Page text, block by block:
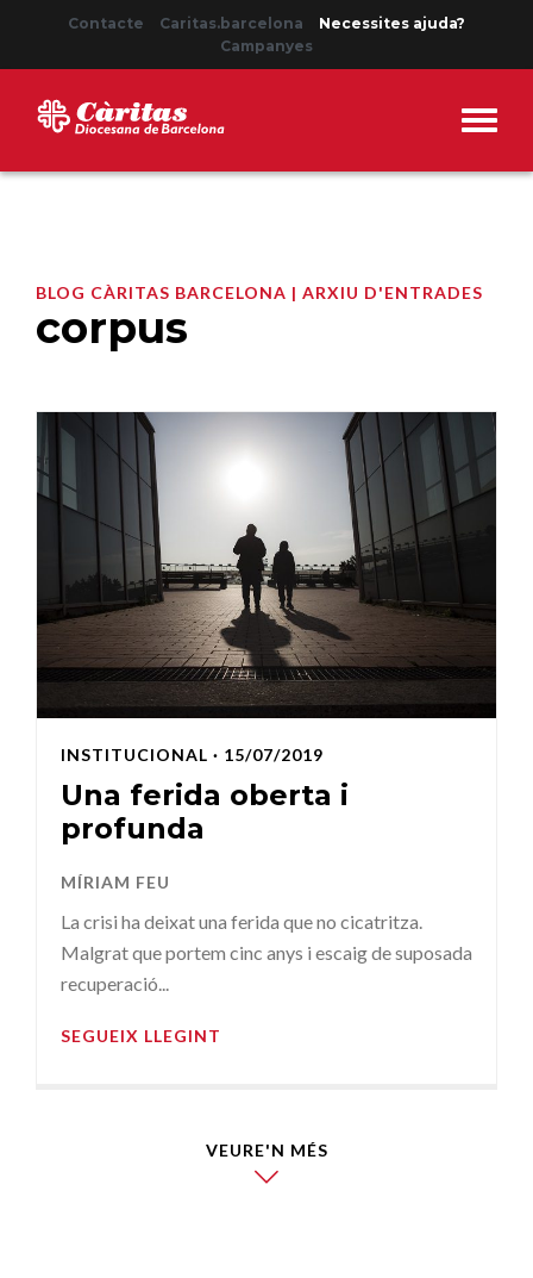
Contacte Caritas.barcelona
Necessites ajuda?
Campanyes
BLOG CÀRITAS BARCELONA | ARXIU D'ENTRADES
corpus
INSTITUCIONAL · 15/07/2019
Una ferida oberta i
profunda
MÍRIAM FEU
La crisi ha deixat una ferida que no cicatritza.
Malgrat que portem cinc anys i escaig de suposada
recuperació...
SEGUEIX LLEGINT
VEURE'N MÉS